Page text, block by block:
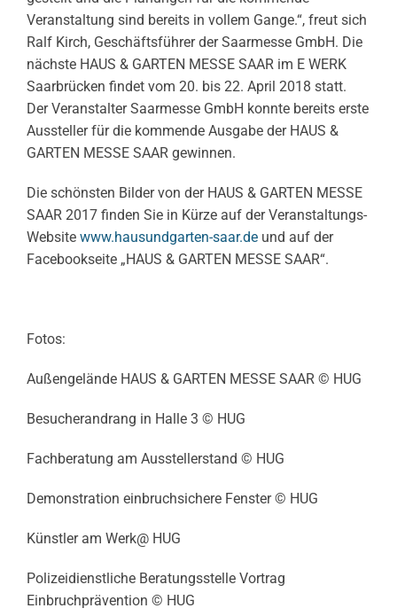
Veranstaltung sind bereits in vollem Gange.“, freut sich
Ralf Kirch, Geschäftsführer der Saarmesse GmbH. Die
nächste HAUS & GARTEN MESSE SAAR im E WERK
Saarbrücken findet vom 20. bis 22. April 2018 statt.
Der Veranstalter Saarmesse GmbH konnte bereits erste
Aussteller für die kommende Ausgabe der HAUS &
GARTEN MESSE SAAR gewinnen.
Die schönsten Bilder von der HAUS & GARTEN MESSE
SAAR 2017 finden Sie in Kürze auf der Veranstaltungs-
Website www.hausundgarten-saar.de und auf der
Facebookseite „HAUS & GARTEN MESSE SAAR“.
Fotos:
Außengelände HAUS & GARTEN MESSE SAAR © HUG
Besucherandrang in Halle 3 © HUG
Fachberatung am Ausstellerstand © HUG
Demonstration einbruchsichere Fenster © HUG
Künstler am Werk@ HUG
Polizeidienstliche Beratungsstelle Vortrag
Einbruchprävention © HUG